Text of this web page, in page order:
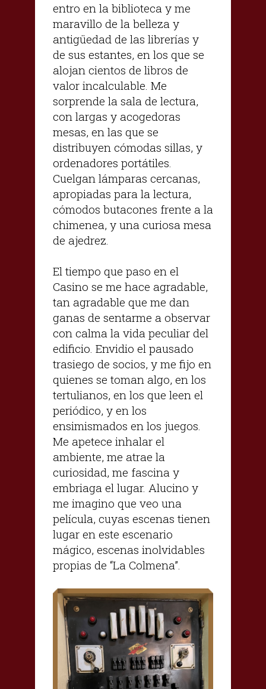
entro en la biblioteca y me
maravillo de la belleza y
antigüedad de las librerías y
de sus estantes, en los que se
alojan cientos de libros de
valor incalculable. Me
sorprende la sala de lectura,
con largas y acogedoras
mesas, en las que se
distribuyen cómodas sillas, y
ordenadores portátiles.
Cuelgan lámparas cercanas,
apropiadas para la lectura,
cómodos butacones frente a la
chimenea, y una curiosa mesa
de ajedrez.
El tiempo que paso en el
Casino se me hace agradable,
tan agradable que me dan
ganas de sentarme a observar
con calma la vida peculiar del
edificio. Envidio el pausado
trasiego de socios, y me fijo en
quienes se toman algo, en los
tertulianos, en los que leen el
periódico, y en los
ensimismados en los juegos.
Me apetece inhalar el
ambiente, me atrae la
curiosidad, me fascina y
embriaga el lugar. Alucino y
me imagino que veo una
película, cuyas escenas tienen
lugar en este escenario
mágico, escenas inolvidables
propias de “La Colmena”.